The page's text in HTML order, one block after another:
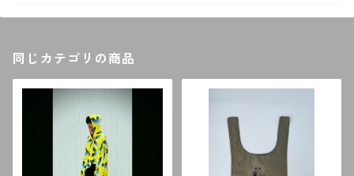
同じカテゴリの商品